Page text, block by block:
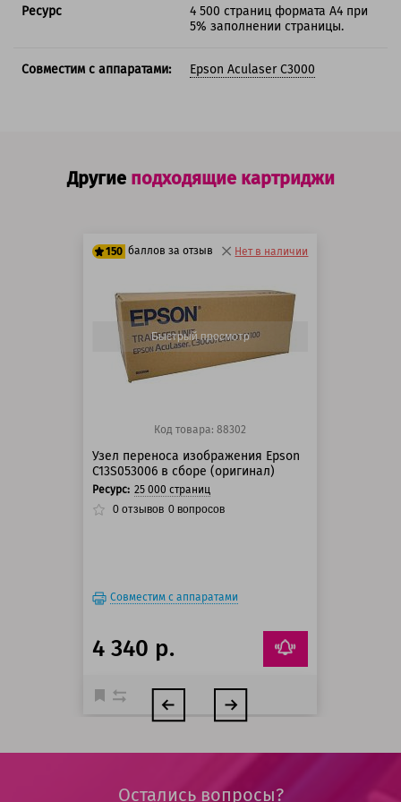
Ресурс
4 500 страниц формата А4 при
5% заполнении страницы.
Совместим с аппаратами: Epson Aculaser C3000
Другие подходящие картриджи
150 баллов за отзыв
125 баллов
150 баллов
Нет в наличии
Быстрый просмотр
Код товара: 88302
Узел переноса изображения Epson
C13S053006 в сборе (оригинал)
Ресурс: 25 000 страниц
0 отзывов 0 вопросов
Совместим с аппаратами
4 340 р.
Остались вопросы?